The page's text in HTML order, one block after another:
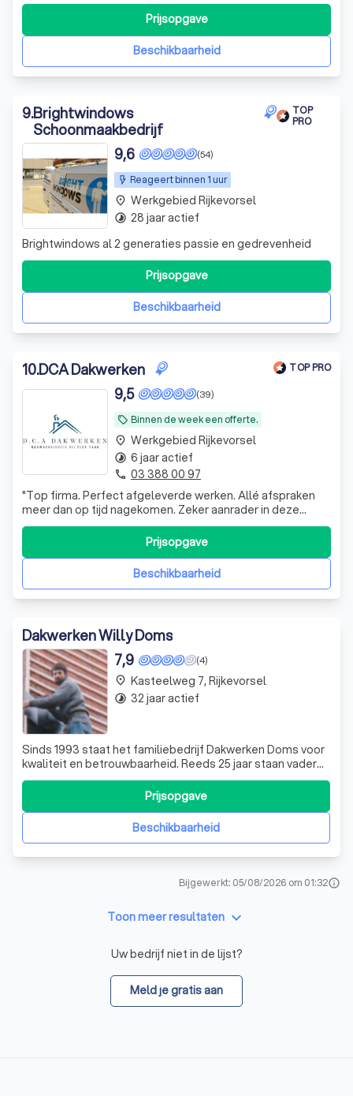
om uw renovatieproject te transformeren.
Beschikbaarheid
Prijsopgave
9.Brightwindows
Schoonmaakbedrijf
TOP
PRO
Reageert binnen 1 uur
(54)
9,6
Brightwindows al 2 generaties passie en gedrevenheid
Beschikbaarheid
Prijsopgave
place Werkgebied Rijkevorsel
timelapse 28 jaar actief
10.DCA Dakwerken TOP PRO
local_offer Binnen de week een offerte.
(39)
9,5
"Top firma. Perfect afgeleverde werken. Allé afspraken
meer dan op tijd nagekomen. Zeker aanrader in deze
drukke dagen 👍🏻"
Beschikbaarheid
Prijsopgave
place Werkgebied Rijkevorsel
timelapse 6 jaar actief
phone 03 388 00 97
Dakwerken Willy Doms
(4)
7,9
Sinds 1993 staat het familiebedrijf Dakwerken Doms voor
kwaliteit en betrouwbaarheid. Reeds 25 jaar staan vader
en zoon garant voor een betrouwbare samenwerking met
de klant en een correcte prijs. Naast nieuwbouw en
renovatie van hellende en platte daken kan je bij ons ook
terecht voor kleine en grBeschikbaarheid
Prijsopgave
place Kasteelweg 7, Rijkevorsel
timelapse 32 jaar actief
Bijgewerkt: 05/08/2026 om 01:32info
Toon meer resultaten keyboard_arrow_down
Uw bedrijf niet in de lijst?
Meld je gratis aan